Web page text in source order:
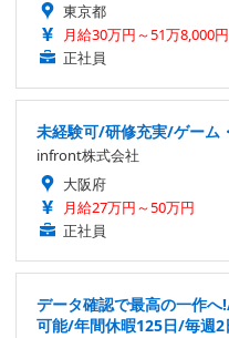
東京都
月給30万円～51万8,000円
正社員
未経験可/研修充実/ゲーム
infront株式会社
大阪府
月給27万円～50万円
正社員
データ確認で最高の一作
可能/年間休暇125日/毎週2